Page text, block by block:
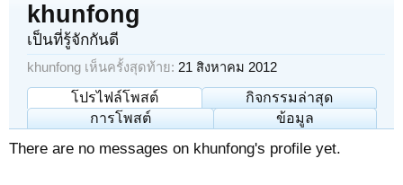
khunfong
เป็นที่รู้จักกันดี
khunfong เห็นครั้งสุดท้าย: 21 สิงหาคม 2012
โปรไฟล์โพสต์
กิจกรรมล่าสุด
การโพสต์
ข้อมูล
There are no messages on khunfong's profile yet.